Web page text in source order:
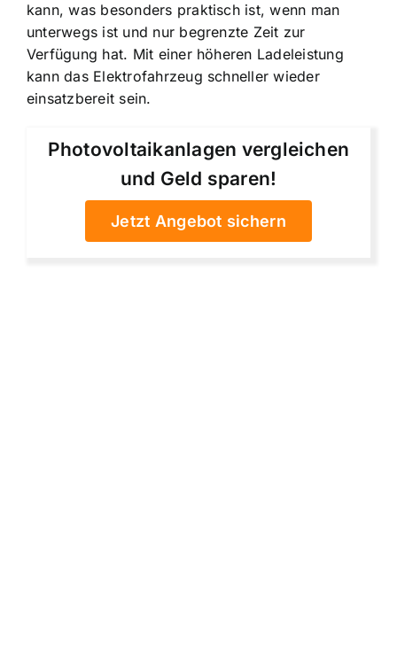
kann, was besonders praktisch ist, wenn man
unterwegs ist und nur begrenzte Zeit zur
Verfügung hat. Mit einer höheren Ladeleistung
kann das Elektrofahrzeug schneller wieder
einsatzbereit sein.
Photovoltaikanlagen vergleichen
und Geld sparen!
Jetzt Angebot sichern